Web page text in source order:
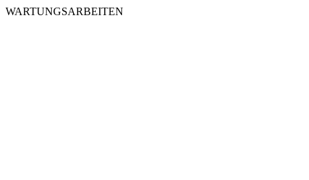
WARTUNGSARBEITEN